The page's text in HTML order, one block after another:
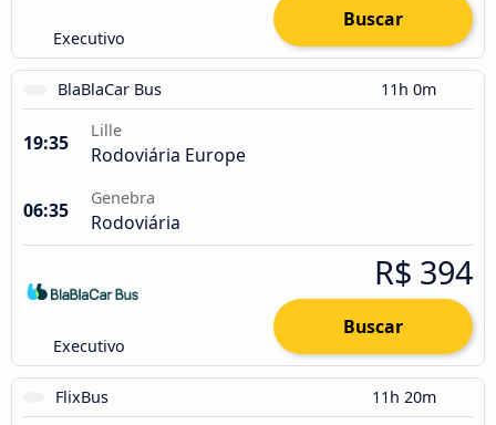
Executivo
Buscar
BlaBlaCar Bus 11h 0m
19:35
Lille
Rodoviária Europe
06:35
Genebra
Rodoviária
Executivo
R$ 394
Buscar
FlixBus 11h 20m